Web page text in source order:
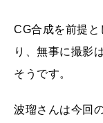
CG合成を前提
り、無事に撮影
そうです。
波瑠さんは今回